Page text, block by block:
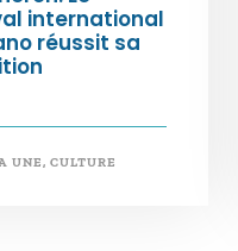
international
réussit sa
UNE, CULTURE